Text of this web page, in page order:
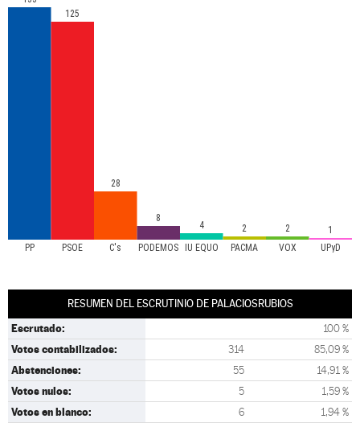
PP PSOE C's PODEMOS IU EQUO PACMA VOX UPyD
125
28
8
4 2 2 1
RESUMEN DEL ESCRUTINIO DE PALACIOSRUBIOS
Escrutado: 100 %
Votos contabilizados: 314 85,09 %
Abstenciones: 55 14,91 %
Votos nulos: 5 1,59 %
Votos en blanco: 6 1,94 %